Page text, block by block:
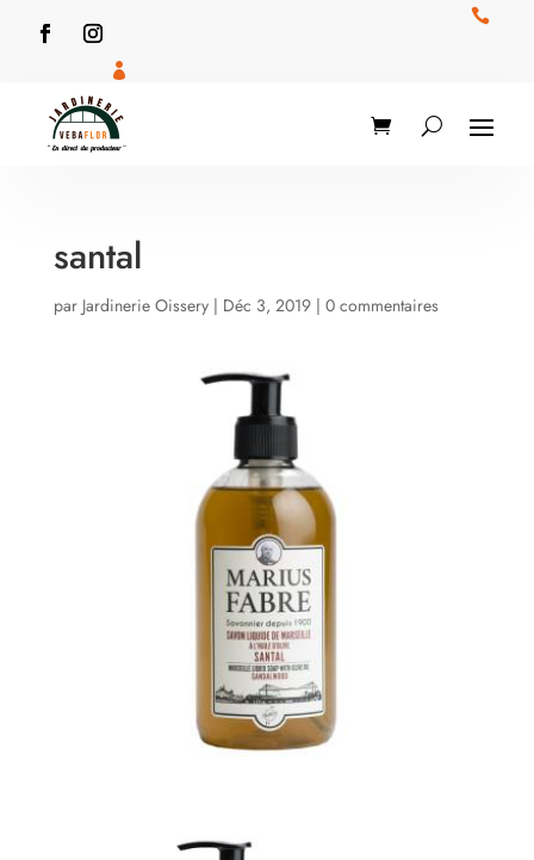


santal
par Jardinerie Oissery| Déc 3, 2019| 0 commentaires